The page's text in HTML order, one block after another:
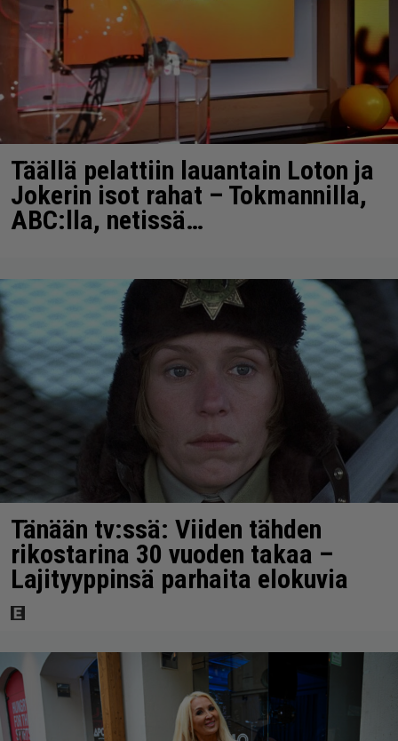
Täällä pelattiin lauantain Loton ja
Jokerin isot rahat – Tokmannilla,
ABC:lla, netissä…
Tänään tv:ssä: Viiden tähden
rikostarina 30 vuoden takaa –
Lajityyppinsä parhaita elokuvia